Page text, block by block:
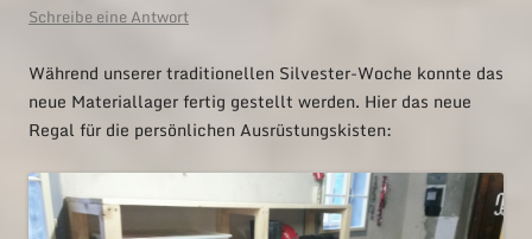
Schreibe eine Antwort
Während unserer traditionellen Silvester-Woche konnte das
neue Materiallager fertig gestellt werden. Hier das neue
Regal für die persönlichen Ausrüstungskisten: